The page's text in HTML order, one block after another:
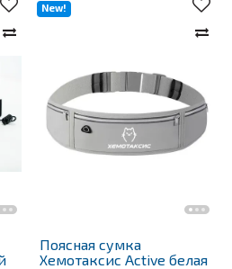
New!
Поясная сумка
Хемотаксис Active белая